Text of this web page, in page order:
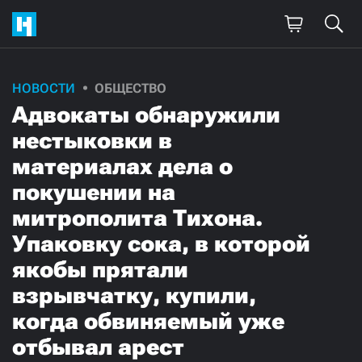
НОВОСТИ ОБЩЕСТВО
Адвокаты обнаружили
нестыковки в
материалах дела о
покушении на
митрополита Тихона.
Упаковку сока, в которой
якобы прятали
взрывчатку, купили,
когда обвиняемый уже
отбывал арест